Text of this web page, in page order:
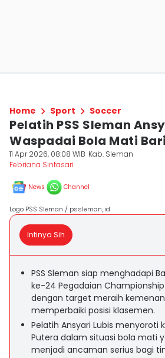
Home Sport Soccer
Pelatih PSS Sleman
Waspadai Bola Mati
11 Apr 2026, 08:08 WIB Kab. Sleman
Febriana Sintasari
News Channel
Logo PSS Sleman / pssleman,.id
Intinya Sih
PSS Sleman siap menghadapi
ke-24 Pegadaian
dengan target meraih
memperbaiki posisi klasemen.
Pelatih Ansyari Lubis menyoroti
Putera dalam situasi bola mati
menjadi ancaman serius bagi